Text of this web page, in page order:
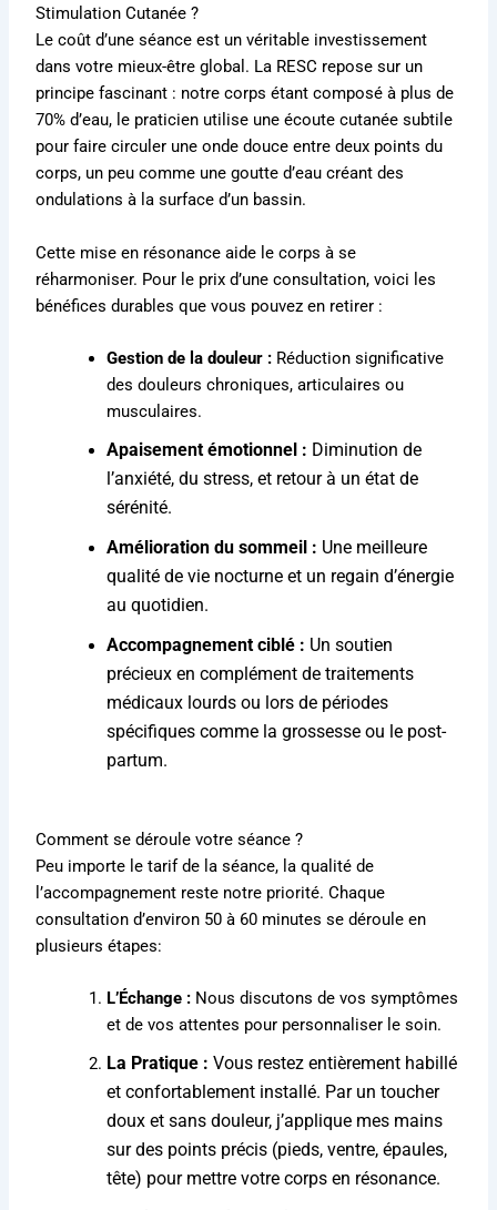
Stimulation Cutanée ?
Le coût d’une séance est un véritable investissement
dans votre mieux-être global. La RESC repose sur un
principe fascinant : notre corps étant composé à plus de
70% d’eau, le praticien utilise une écoute cutanée subtile
pour faire circuler une onde douce entre deux points du
corps, un peu comme une goutte d’eau créant des
ondulations à la surface d’un bassin.
Cette mise en résonance aide le corps à se
réharmoniser. Pour le prix d’une consultation, voici les
bénéfices durables que vous pouvez en retirer :
Gestion de la douleur : Réduction significative
des douleurs chroniques, articulaires ou
musculaires.
Apaisement émotionnel : Diminution de
l’anxiété, du stress, et retour à un état de
sérénité.
Amélioration du sommeil : Une meilleure
qualité de vie nocturne et un regain d’énergie
au quotidien.
Accompagnement ciblé : Un soutien
précieux en complément de traitements
médicaux lourds ou lors de périodes
spécifiques comme la grossesse ou le post-
partum.
Comment se déroule votre séance ?
Peu importe le tarif de la séance, la qualité de
l’accompagnement reste notre priorité.Chaque
consultation d’environ 50 à 60 minutes se déroule en
plusieurs étapes:
L’Échange : Nous discutons de vos symptômes
et de vos attentes pour personnaliser le soin.
La Pratique : Vous restez entièrement habillé
et confortablement installé. Par un toucher
doux et sans douleur, j’applique mes mains
sur des points précis (pieds, ventre, épaules,
tête) pour mettre votre corps en résonance.